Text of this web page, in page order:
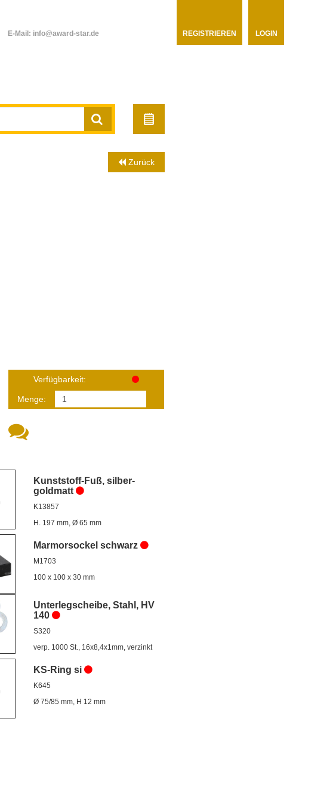
E-Mail: info@award-star.de REGISTRIEREN LOGIN
Zurück
Verfügbarkeit:
Menge:
Kunststoff-Fuß, silber-
goldmatt
K13857
H. 197 mm, Ø 65 mm
Marmorsockel schwarz
M1703
100 x 100 x 30 mm
Unterlegscheibe, Stahl, HV
140
S320
verp. 1000 St., 16x8,4x1mm, verzinkt
KS-Ring si
K645
Ø 75/85 mm, H 12 mm